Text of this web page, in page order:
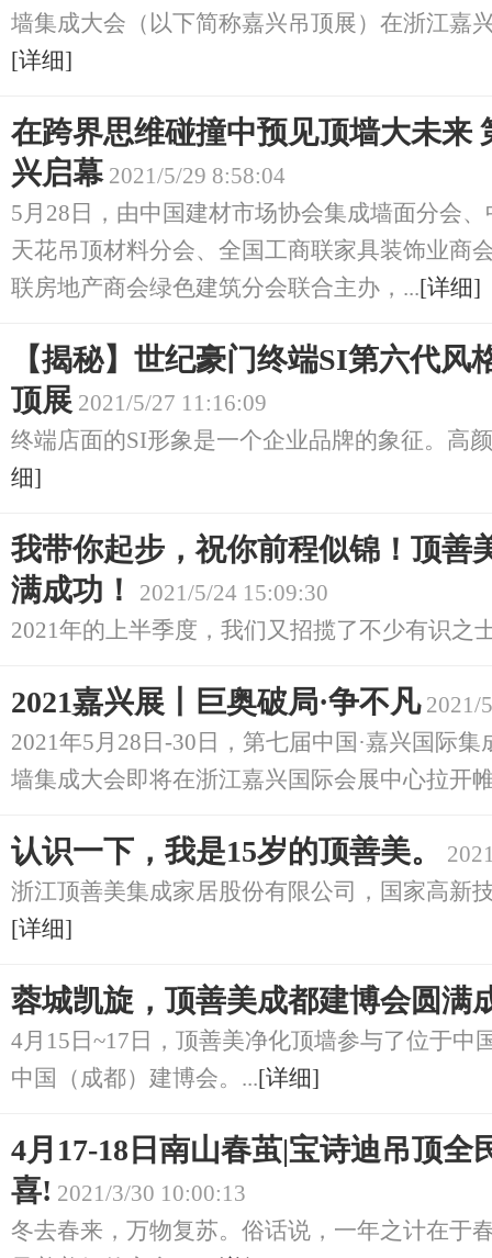
墙集成大会（以下简称嘉兴吊顶展）在浙江嘉
[详细]
在跨界思维碰撞中预见顶墙大未来
兴启幕 2021/5/29 8:58:04
5月28日，由中国建材市场协会集成墙面分会
天花吊顶材料分会、全国工商联家具装饰业商
联房地产商会绿色建筑分会联合主办，...[详细]
【揭秘】世纪豪门终端SI第六代风
顶展 2021/5/27 11:16:09
终端店面的SI形象是一个企业品牌的象征。高
细]
我带你起步，祝你前程似锦！顶善
满成功！
2021/5/24 15:09:30
2021年的上半季度，我们又招揽了不少有识之
2021嘉兴展丨巨奥破局·争不凡 2021/
2021年5月28日-30日，第七届中国·嘉兴国际
墙集成大会即将在浙江嘉兴国际会展中心拉开
认识一下，我是15岁的顶善美。
浙江顶善美集成家居股份有限公司，国家高新
[详细]
蓉城凯旋，顶善美成都建博会圆满
4月15日~17日，顶善美净化顶墙参与了位于中
中国（成都）建博会。...[详细]
4月17-18日南山春茧|宝诗迪吊顶全
喜! 2021/3/30 10:00:13
冬去春来，万物复苏。俗话说，一年之计在于